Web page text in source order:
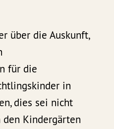
über die Auskunft,
für die
in
dies sei nicht
den Kindergärten